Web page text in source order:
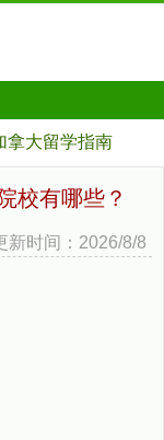
拿大留学指南
校有哪些？
新时间：2026/8/8